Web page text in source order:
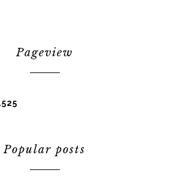
Pageview
525
Popular posts